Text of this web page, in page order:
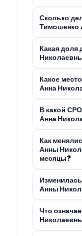
Сколько
Тимошенко
Какая
Какое
Анна
В какой
Анна
Как
Анны
месяцы?
Анны
Что